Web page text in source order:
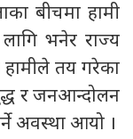
बीचमा हामी
भनेर राज्य
हामीले तय गरेका
र जनआन्दोलन
अवस्था आयो ।